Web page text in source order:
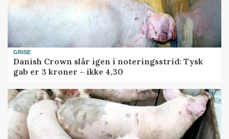
GRISE
Danish Crown slår igen i noteringsstrid: Tysk
gab er 3 kroner – ikke 4,30